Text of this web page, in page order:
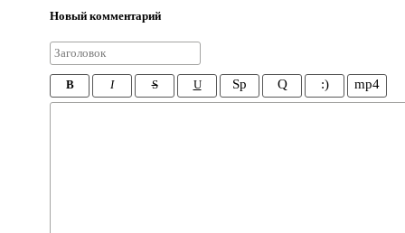
Новый комментарий
B I S U Sp Q :) mp4